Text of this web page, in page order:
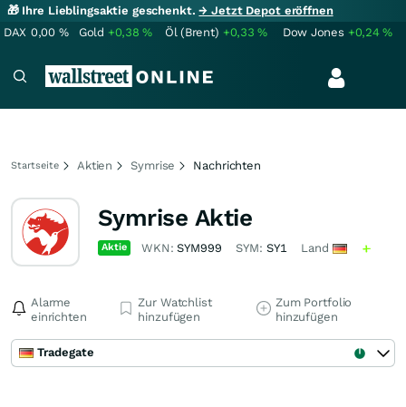
🎁 Ihre Lieblingsaktie geschenkt.→ Jetzt Depot eröffnen
DAX 0,00 % Gold +0,38% Öl (Brent) +0,33% Dow Jones +0,24%
Startseite Aktien Symrise Nachrichten
Symrise Aktie
Aktie WKN:SYM999 SYM: SY1 Land
Alarme
einrichten
Zur Watchlist
hinzufügen
Zum Portfolio
hinzufügen
Tradegate